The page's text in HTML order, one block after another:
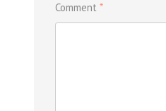
Comment *